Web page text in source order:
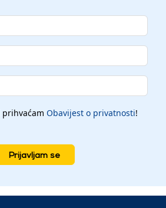
prihvaćam Obavijest o privatnosti!
Prijavljam se